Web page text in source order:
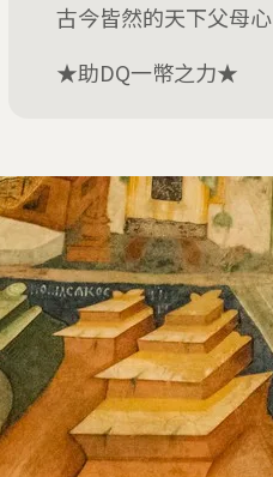
古今皆然的天下父母心
★助DQ一幣之力★